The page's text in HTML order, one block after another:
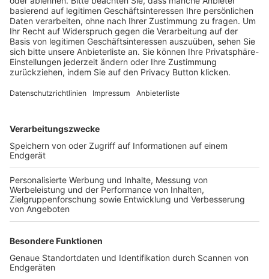
BFV-Geschäftsstellen
Trainerbörse
Login SpielPlus
FOLGE DEM BFV
TOP-VEREINE
TOP-PARTNER